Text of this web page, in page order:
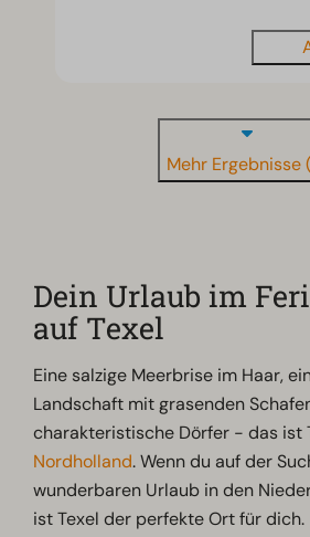
Mehr Ergebnisse
Dein Urlaub im
auf Texel
Eine salzige Meerbrise im Haar,
Landschaft mit grasenden
charakteristische Dörfer - das ist
Nordholland. Wenn du auf der
wunderbaren Urlaub in den
ist Texel der perfekte Ort für dich.